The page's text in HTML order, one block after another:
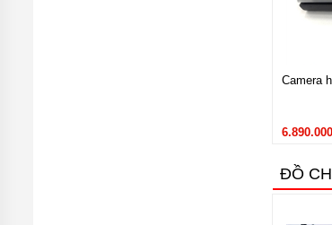
xứng
Camera
ĐỒ